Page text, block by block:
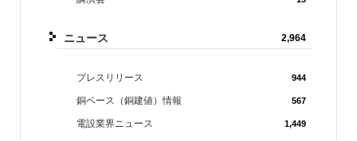
ニュース 2,964
プレスリリース 944
銅ベース（銅建値）情報 567
電設業界ニュース 1,449